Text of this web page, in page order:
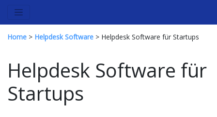
Home > Helpdesk Software > Helpdesk Software für Startups
Helpdesk Software für
Startups